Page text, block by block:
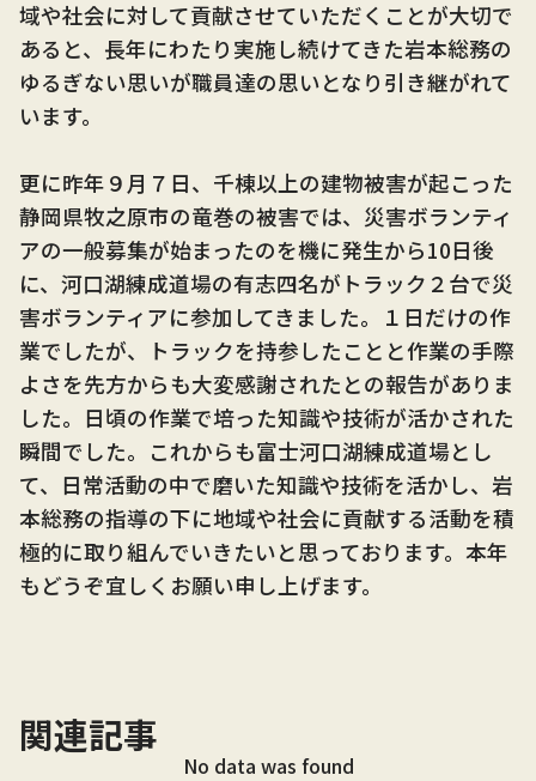
域や社会に対して貢献させていただくことが大切で
あると、長年にわたり実施し続けてきた岩本総務の
ゆるぎない思いが職員達の思いとなり引き継がれて
います。
更に昨年９月７日、千棟以上の建物被害が起こった
静岡県牧之原市の竜巻の被害では、災害ボランティ
アの一般募集が始まったのを機に発生から10日後
に、河口湖練成道場の有志四名がトラック２台で災
害ボランティアに参加してきました。１日だけの作
業でしたが、トラックを持参したことと作業の手際
よさを先方からも大変感謝されたとの報告がありま
した。日頃の作業で培った知識や技術が活かされた
瞬間でした。これからも富士河口湖練成道場とし
て、日常活動の中で磨いた知識や技術を活かし、岩
本総務の指導の下に地域や社会に貢献する活動を積
極的に取り組んでいきたいと思っております。本年
もどうぞ宜しくお願い申し上げます。
関連記事
No data was found